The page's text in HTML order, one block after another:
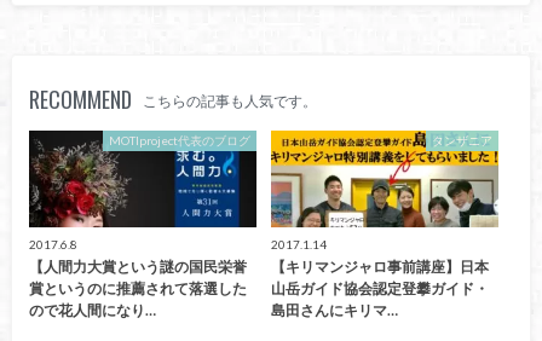
RECOMMEND こちらの記事も人気です。
MOTIproject代表のブログ
2017.6.8
【人間力大賞という謎の国民栄誉
賞というのに推薦されて落選した
ので花人間になり…
タンザニア
2017.1.14
【キリマンジャロ事前講座】日本
山岳ガイド協会認定登攀ガイド・
島田さんにキリマ…